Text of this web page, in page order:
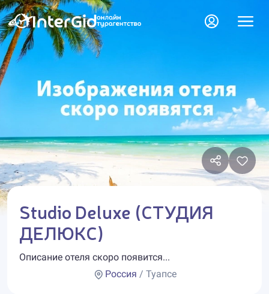
Studio Deluxe (СТУДИЯ
ДЕЛЮКС)
Описание отеля скоро появится...
Россия / Туапсе